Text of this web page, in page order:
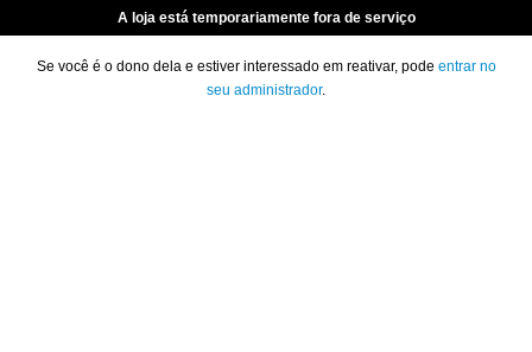
A loja está temporariamente fora de serviço
Se você é o dono dela e estiver interessado em reativar, pode entrar no
seu administrador.